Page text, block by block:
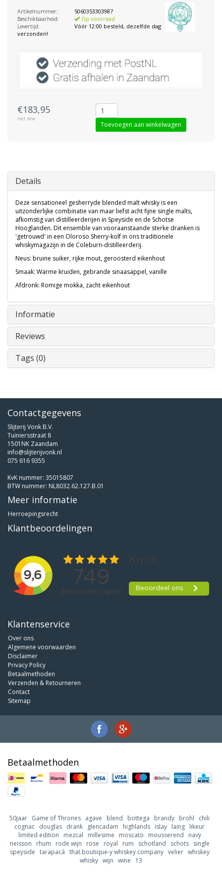
Artikelnummer:
5060353303987
Beschikbaarheid:
Op voorraad
Levertijd:
Vóór 12:00 besteld, dezelfde dag
verzonden!
€183,95
Incl. btw
Toevoegen aan winkelwagen
Details
Deze sensationeel gesherryde blended malt whisky is een
uitzonderlijke combinatie van maar liefst acht fijne single malts,
afkomstig van distilleerderijen in Speyside en de Schotse
Hooglanden. Dit ensemble van vooraanstaande sterke dranken is
'getrouwd' in een Oloroso Sherry-kolf in ons traditionele
whiskymagazijn in de Coleburn-distilleerderij.
Neus: bruine suiker, rijke mout, geroosterd eikenhout
Smaak: Warme kruiden, gebrande sinaasappel, vanille
Afdronk: Romige mokka, zacht eikenhout
Informatie
Reviews
Tags (0)
Contactgegevens
Slijterij Vonk B.V.
Tuiniersstraat 8
1501NK Zaandam
info@slijterijvonk.nl
075 616 9355
KvK nummer: 35015807
BTW nummer: NL8032.62.127.B.01
Meer informatie
Herroepingsrecht
Klantbeoordelingen
Klantenservice
Over ons
Algemene voorwaarden
Disclaimer
Privacy Policy
Betaalmethoden
Verzenden & Retourneren
Contact
Sitemap
Betaalmethoden
50jaar Game of Thrones agave blend bottega brandy brohl
chili
cognac douglas drank glencadam highlands islay laing likeur
limited edition
mezcal millesime moscato mousserend
navy
neisson
rhum rode wijn rose royal rum schotland schots
single
speyside tarapacá that boutique-y whiskey company velier whiskey
whisky wijn wine 13